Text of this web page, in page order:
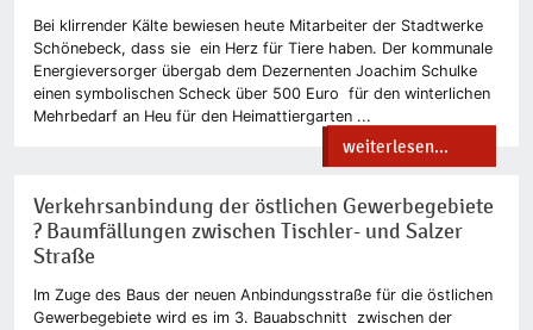
Bei klirrender Kälte bewiesen heute Mitarbeiter der Stadtwerke
Schönebeck, dass sie ein Herz für Tiere haben. Der kommunale
Energieversorger übergab dem Dezernenten Joachim Schulke
einen symbolischen Scheck über 500 Euro für den winterlichen
Mehrbedarf an Heu für den Heimattiergarten ...
weiterlesen...
Verkehrsanbindung der östlichen Gewerbegebiete
? Baumfällungen zwischen Tischler- und Salzer
Straße
Im Zuge des Baus der neuen Anbindungsstraße für die östlichen
Gewerbegebiete wird es im 3. Bauabschnitt zwischen der